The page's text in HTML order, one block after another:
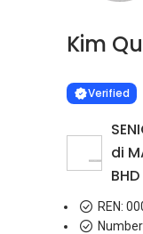
Kim
VERIFIED
Verified
di
REN:
Learn more